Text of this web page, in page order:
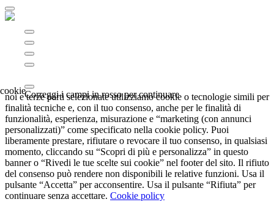
Correggi i campi in rosso per continuare
noi e terze parti selezionate utilizziamo cookie o tecnologie simili per
finalità tecniche e, con il tuo consenso, anche per le finalità di
funzionalità, esperienza, misurazione e “marketing (con annunci
personalizzati)” come specificato nella cookie policy. Puoi
liberamente prestare, rifiutare o revocare il tuo consenso, in qualsiasi
momento, cliccando su “Scopri di più e personalizza” in questo
banner o “Rivedi le tue scelte sui cookie” nel footer del sito. Il rifiuto
del consenso può rendere non disponibili le relative funzioni. Usa il
pulsante “Accetta” per acconsentire. Usa il pulsante “Rifiuta” per
continuare senza accettare. Cookie policy